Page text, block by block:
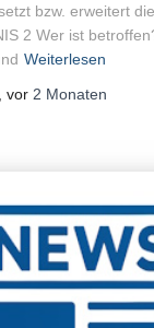
bzw. erweitert
2 Wer ist
Weiterlesen
, vor 2 Monaten